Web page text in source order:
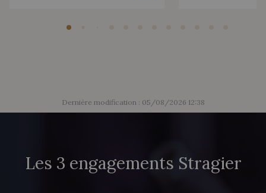
Dernière modification : 05/08/2026 12:38
Les 3 engagements Stragier